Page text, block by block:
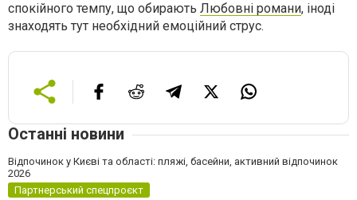
спокійного темпу, що обирають Любовні романи, іноді
знаходять тут необхідний емоційний струс.
Останні новини
Відпочинок у Києві та області: пляжі, басейни, активний відпочинок
2026
Партнерський спецпроєкт